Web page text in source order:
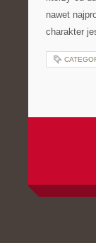
nawet
charakter